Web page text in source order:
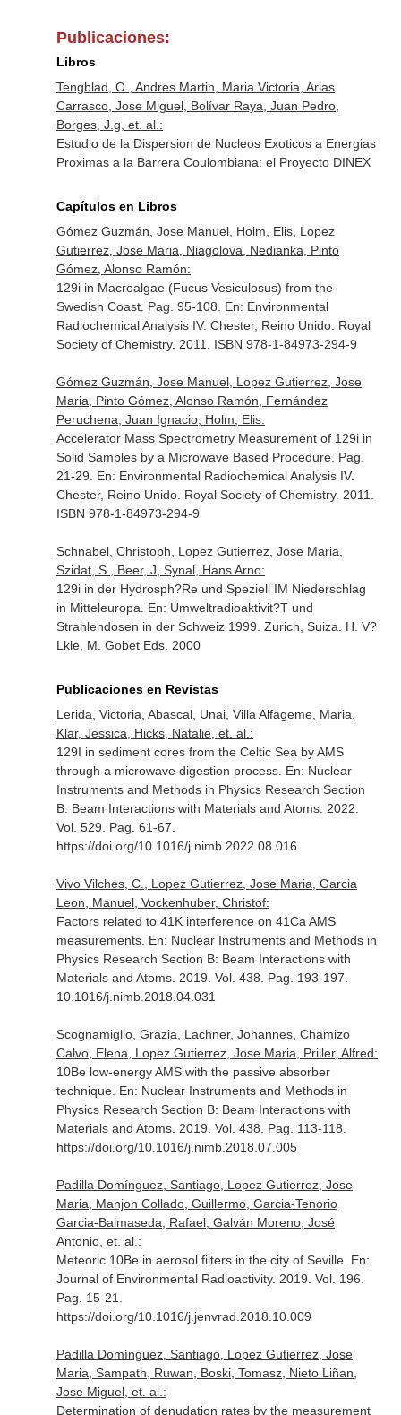
Publicaciones:
Libros
Tengblad, O., Andres Martin, Maria Victoria, Arias
Carrasco, Jose Miguel, Bolívar Raya, Juan Pedro,
Borges, J.g, et. al.:
Estudio de la Dispersion de Nucleos Exoticos a Energias
Proximas a la Barrera Coulombiana: el Proyecto DINEX
Capítulos en Libros
Gómez Guzmán, Jose Manuel, Holm, Elis, Lopez
Gutierrez, Jose Maria, Niagolova, Nedianka, Pinto
Gómez, Alonso Ramón:
129i in Macroalgae (Fucus Vesiculosus) from the
Swedish Coast. Pag. 95-108. En: Environmental
Radiochemical Analysis IV. Chester, Reino Unido. Royal
Society of Chemistry. 2011. ISBN 978-1-84973-294-9
Gómez Guzmán, Jose Manuel, Lopez Gutierrez, Jose
Maria, Pinto Gómez, Alonso Ramón, Fernández
Peruchena, Juan Ignacio, Holm, Elis:
Accelerator Mass Spectrometry Measurement of 129i in
Solid Samples by a Microwave Based Procedure. Pag.
21-29. En: Environmental Radiochemical Analysis IV.
Chester, Reino Unido. Royal Society of Chemistry. 2011.
ISBN 978-1-84973-294-9
Schnabel, Christoph, Lopez Gutierrez, Jose Maria,
Szidat, S., Beer, J, Synal, Hans Arno:
129i in der Hydrosph?Re und Speziell IM Niederschlag
in Mitteleuropa. En: Umweltradioaktivit?T und
Strahlendosen in der Schweiz 1999 . Zurich, Suiza. H. V?
Lkle, M. Gobet Eds. 2000
Publicaciones en Revistas
Lerida, Victoria, Abascal, Unai, Villa Alfageme, Maria,
Klar, Jessica, Hicks, Natalie, et. al.:
129I in sediment cores from the Celtic Sea by AMS
through a microwave digestion process. En: Nuclear
Instruments and Methods in Physics Research Section
B: Beam Interactions with Materials and Atoms. 2022.
Vol. 529. Pag. 61-67.
https://doi.org/10.1016/j.nimb.2022.08.016
Vivo Vilches, C., Lopez Gutierrez, Jose Maria, Garcia
Leon, Manuel, Vockenhuber, Christof:
Factors related to 41K interference on 41Ca AMS
measurements. En: Nuclear Instruments and Methods in
Physics Research Section B: Beam Interactions with
Materials and Atoms. 2019. Vol. 438. Pag. 193-197.
10.1016/j.nimb.2018.04.031
Scognamiglio, Grazia, Lachner, Johannes, Chamizo
Calvo, Elena, Lopez Gutierrez, Jose Maria, Priller, Alfred:
10Be low-energy AMS with the passive absorber
technique. En: Nuclear Instruments and Methods in
Physics Research Section B: Beam Interactions with
Materials and Atoms. 2019. Vol. 438. Pag. 113-118.
https://doi.org/10.1016/j.nimb.2018.07.005
Padilla Domínguez, Santiago, Lopez Gutierrez, Jose
Maria, Manjon Collado, Guillermo, Garcia-Tenorio
Garcia-Balmaseda, Rafael, Galván Moreno, José
Antonio, et. al.:
Meteoric 10Be in aerosol filters in the city of Seville. En:
Journal of Environmental Radioactivity. 2019. Vol. 196.
Pag. 15-21.
https://doi.org/10.1016/j.jenvrad.2018.10.009
Padilla Domínguez, Santiago, Lopez Gutierrez, Jose
Maria, Sampath, Ruwan, Boski, Tomasz, Nieto Liñan,
Jose Miguel, et. al.:
Determination of denudation rates by the measurement